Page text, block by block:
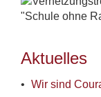
Aktuelles
Wir sind